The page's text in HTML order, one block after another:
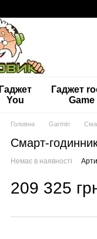
Гаджет
You
Гаджет
Game
Головна Garmin
Смарт-
Немає в наявності
209 325